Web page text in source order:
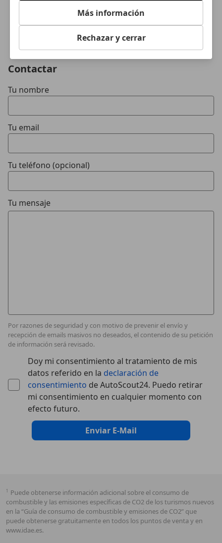
Contactar
Tu nombre
Tu email
Tu teléfono (opcional)
Tu mensaje
Por razones de seguridad y con motivo de prevenir el envío y
recepción de emails masivos no deseados, el contenido de su petición
de información será revisado.
Doy mi consentimiento al tratamiento de mis
datos referido en la declaración de
consentimiento de AutoScout24. Puedo retirar
mi consentimiento en cualquier momento con
efecto futuro.
Enviar E-Mail
1
Puede obtenerse información adicional sobre el consumo de
combustible y las emisiones específicas de CO2 de los turismos nuevos
en la “Guía de consumo de combustible y emisiones de CO2” que
puede obtenerse gratuitamente en todos los puntos de venta y en
www.idae.es.
Más información
Rechazar y cerrar